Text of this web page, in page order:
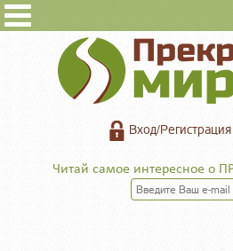
Вход/Регистрация
Читай самое интересное о